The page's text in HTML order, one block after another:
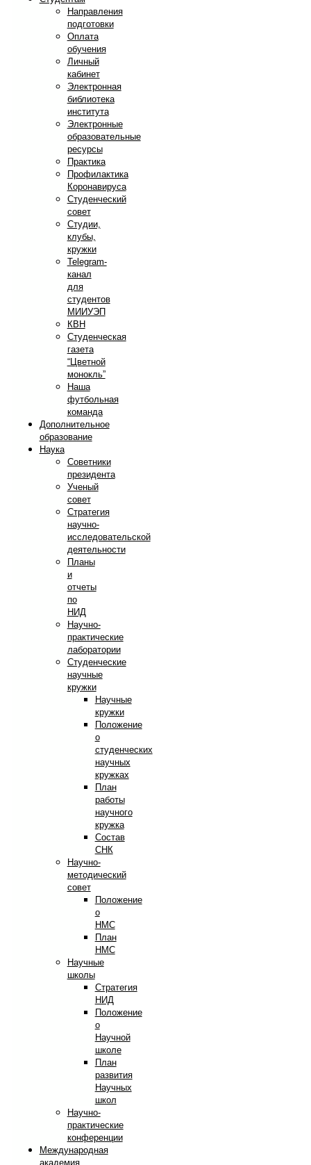
Направления
подготовки
Оплата
обучения
Личный
кабинет
Электронная
библиотека
института
Электронные
образовательные
ресурсы
Практика
Профилактика
Коронавируса
Студенческий
совет
Студии,
клубы,
кружки
Telegram-
канал
для
студентов
МИИУЭП
КВН
Студенческая
газета
“Цветной
монокль”
Наша
футбольная
команда
Дополнительное
образование
Наука
Советники
президента
Ученый
совет
Стратегия
научно-
исследовательской
деятельности
Планы
и
отчеты
по
НИД
Научно-
практические
лаборатории
Студенческие
научные
кружки
Научные
кружки
Положение
о
студенческих
научных
кружках
План
работы
научного
кружка
Состав
СНК
Научно-
методический
совет
Положение
о
НМС
План
НМС
Научные
школы
Стратегия
НИД
Положение
о
Научной
школе
План
развития
Научных
школ
Научно-
практические
конференции
Международная
академия